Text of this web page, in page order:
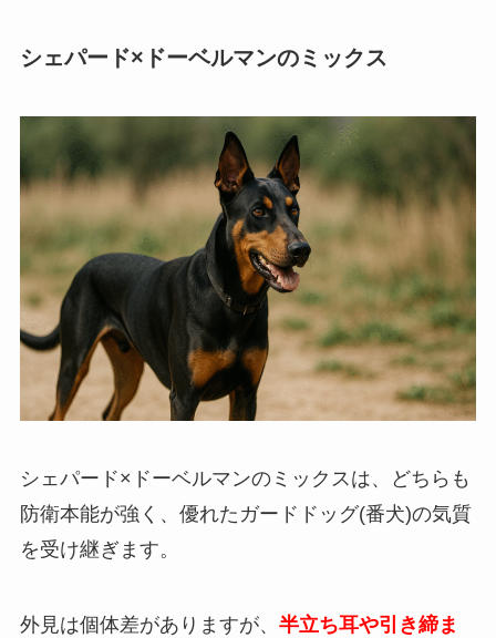
シェパード×ドーベルマンのミックス
シェパード×ドーベルマンのミックスは、どちらも
防衛本能が強く、優れたガードドッグ(番犬)の気質
を受け継ぎます。
外見は個体差がありますが、 半立ち耳や引き締ま